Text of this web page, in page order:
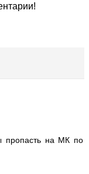
пропасть на МК по